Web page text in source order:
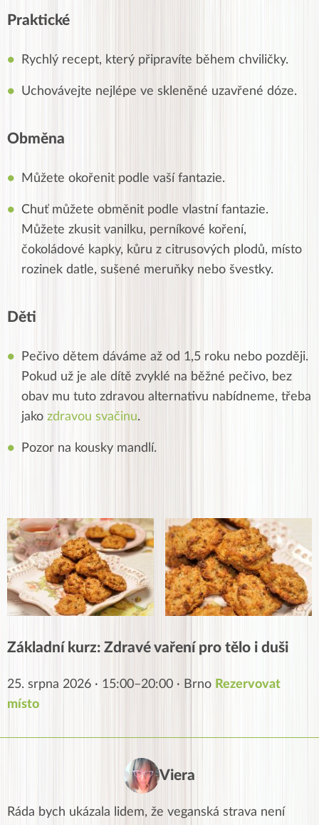
Praktické
Rychlý recept, který připravíte během chviličky.
Uchovávejte nejlépe ve skleněné uzavřené dóze.
Obměna
Můžete okořenit podle vaší fantazie.
Chuť můžete obměnit podle vlastní fantazie.
Můžete zkusit vanilku, perníkové koření,
čokoládové kapky, kůru z citrusových plodů, místo
rozinek datle, sušené meruňky nebo švestky.
Děti
Pečivo dětem dáváme až od 1,5 roku nebo později.
Pokud už je ale dítě zvyklé na běžné pečivo, bez
obav mu tuto zdravou alternativu nabídneme, třeba
jako zdravou svačinu.
Pozor na kousky mandlí.
Základní kurz: Zdravé vaření pro tělo i duši
25. srpna 2026 · 15:00–20:00 · Brno Rezervovat
místo
Viera
Ráda bych ukázala lidem, že veganská strava není